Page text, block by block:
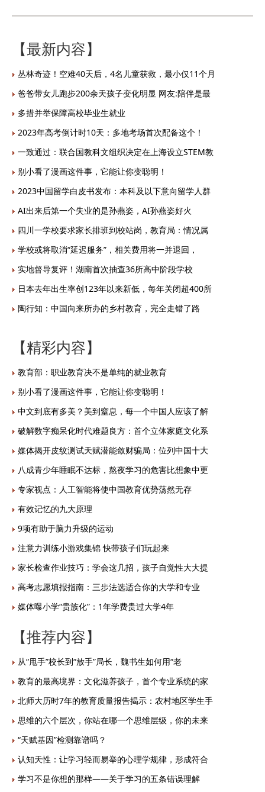
【最新内容】
丛林奇迹！空难40天后，4名儿童获救，最小仅11个月
爸爸带女儿跑步200余天孩子变化明显 网友:陪伴是最
多措并举保障高校毕业生就业
2023年高考倒计时10天：多地考场首次配备这个！
一致通过：联合国教科文组织决定在上海设立STEM教
别小看了漫画这件事，它能让你变聪明！
2023中国留学白皮书发布：本科及以下意向留学人群
AI出来后第一个失业的是孙燕姿，AI孙燕姿好火
四川一学校要求家长排班到校站岗，教育局：情况属
学校或将取消“延迟服务”，相关费用将一并退回，
实地督导复评！湖南首次抽查36所高中阶段学校
日本去年出生率创123年以来新低，每年关闭超400所
陶行知：中国向来所办的乡村教育，完全走错了路
【精彩内容】
教育部：职业教育决不是单纯的就业教育
别小看了漫画这件事，它能让你变聪明！
中文到底有多美？美到窒息，每一个中国人应该了解
破解数字痴呆化时代难题良方：首个立体家庭文化系
媒体揭开皮纹测试天赋潜能敛财骗局：位列中国十大
八成青少年睡眠不达标，熬夜学习的危害比想象中更
专家视点：人工智能将使中国教育优势荡然无存
有效记忆的九大原理
9项有助于脑力升级的运动
注意力训练小游戏集锦 快带孩子们玩起来
家长检查作业技巧：学会这几招，孩子自觉性大大提
高考志愿填报指南：三步法选适合你的大学和专业
媒体曝小学“贵族化”：1年学费贵过大学4年
【推荐内容】
从“甩手”校长到“放手”局长，魏书生如何用“老
教育的最高境界：文化滋养孩子，首个专业系统的家
北师大历时7年的教育质量报告揭示：农村地区学生手
思维的六个层次，你站在哪一个思维层级，你的未来
“天赋基因”检测靠谱吗？
认知天性：让学习轻而易举的心理学规律，形成符合
学习不是你想的那样——关于学习的五条错误理解